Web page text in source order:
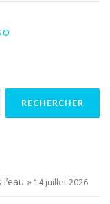
» 14 juillet 2026